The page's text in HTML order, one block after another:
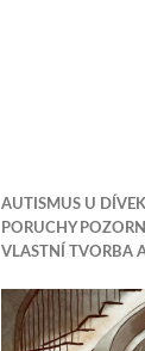
AUTISMUS U
PORUCHY
VLASTNÍ TVORBA